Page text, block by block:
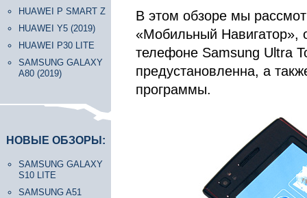
HUAWEI P SMART Z
HUAWEI Y5 (2019)
HUAWEI P30 LITE
SAMSUNG GALAXY
A80 (2019)
НОВЫЕ ОБЗОРЫ:
SAMSUNG GALAXY
S10 LITE
SAMSUNG A51
В этом обзоре мы
«Мобильный Навигатор»,
телефоне Samsung Ultra
предустановленна, а
программы.